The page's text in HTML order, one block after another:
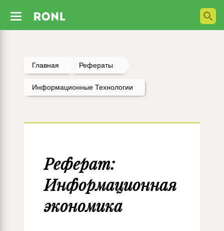
Главная Рефераты
Информационные Технологии
Реферат:
Информационная
экономика